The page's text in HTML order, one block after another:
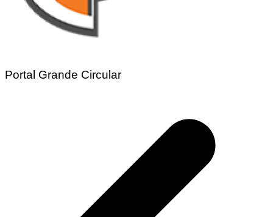
Portal Grande Circular